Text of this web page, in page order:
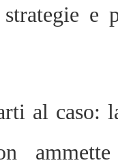
e
al caso: